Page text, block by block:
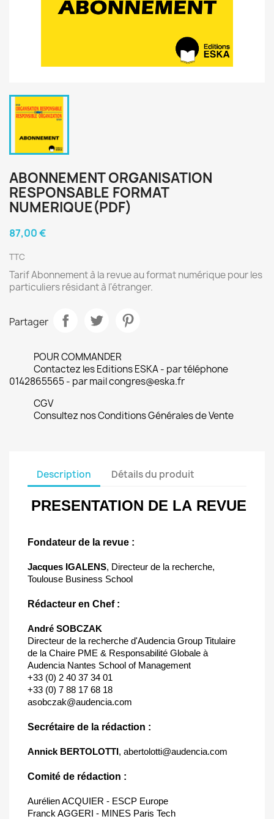
ABONNEMENT ORGANISATION
RESPONSABLE FORMAT
NUMERIQUE(PDF)
87,00 €
TTC
Tarif Abonnement à la revue au format numérique pour les
particuliers résidant à l'étranger.
Partager
POUR COMMANDER
Contactez les Editions ESKA - par téléphone
0142865565 - par mail congres@eska.fr
CGV
Consultez nos Conditions Générales de Vente
Description Détails du produit
PRESENTATION DE LA REVUE
Fondateur de la revue :
Jacques IGALENS, Directeur de la recherche,
Toulouse Business School
Rédacteur en Chef :
André SOBCZAK
Directeur de la recherche d'Audencia Group Titulaire
de la Chaire PME & Responsabilité Globale à
Audencia Nantes School of Management
+33 (0) 2 40 37 34 01
+33 (0) 7 88 17 68 18
asobczak@audencia.com
Secrétaire de la rédaction :
Annick BERTOLOTTI, abertolotti@audencia.com
Comité de rédaction :
Aurélien ACQUIER - ESCP Europe
Franck AGGERI - MINES Paris Tech